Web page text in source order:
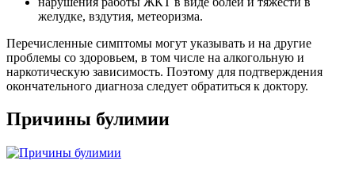
желудке, вздутия, метеоризма.
Перечисленные симптомы могут указывать и на другие
проблемы со здоровьем, в том числе на алкогольную и
наркотическую зависимость. Поэтому для подтверждения
окончательного диагноза следует обратиться к доктору.
Причины булимии